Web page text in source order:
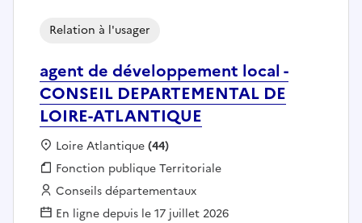
agent de développement local -
CONSEIL DEPARTEMENTAL DE
LOIRE-ATLANTIQUE
Relation à l'usager
Localisation :
Loire Atlantique(44)
Fonction publique :
Fonction publique Territoriale
Employeur :
Conseils départementaux
En ligne depuis le 17 juillet 2026